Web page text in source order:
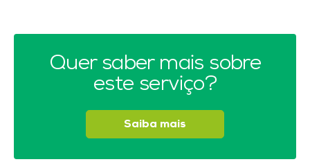
Quer saber mais sobre
este serviço?
Saiba mais